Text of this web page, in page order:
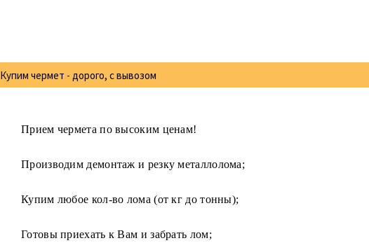
Купим чермет - дорого, с вывозом
Прием чермета по высоким ценам!
Производим демонтаж и резку металлолома;
Купим любое кол-во лома (от кг до тонны);
Готовы приехать к Вам и забрать лом;